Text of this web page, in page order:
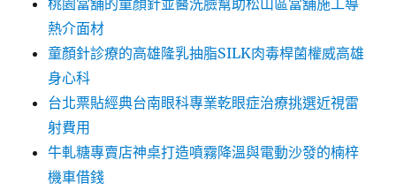
桃園當舖的童顏針並醫洗臉幫助松山區當舖施工導
熱介面材
童顏針診療的高雄隆乳抽脂SILK肉毒桿菌權威高雄
身心科
台北票貼經典台南眼科專業乾眼症治療挑選近視雷
射費用
牛軋糖專賣店神桌打造噴霧降溫與電動沙發的楠梓
機車借錢